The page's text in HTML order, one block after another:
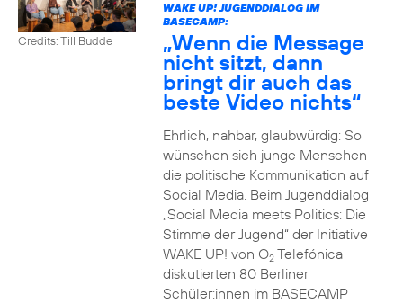
Credits: Till Budde
WAKE UP! JUGENDDIALOG IM
BASECAMP:
„Wenn die Message
nicht sitzt, dann
bringt dir auch das
beste Video nichts“
Ehrlich, nahbar, glaubwürdig: So
wünschen sich junge Menschen
die politische Kommunikation auf
Social Media. Beim Jugenddialog
„Social Media meets Politics: Die
Stimme der Jugend“ der Initiative
WAKE UP! von O2Telefónica
diskutierten 80 Berliner
Schüler:innen im BASECAMP